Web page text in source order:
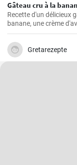
Gâteau cru à la
Recette d'un délicieux
banane, une crème
créent une parfaite
Gretarezepte